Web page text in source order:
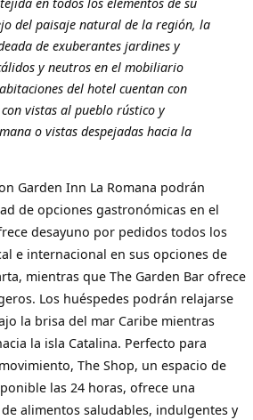
del paisaje natural de la región, la
de exuberantes jardines y
y neutros en el mobiliario
del hotel cuentan con
vistas al pueblo rústico y
o vistas despejadas hacia la
Garden Inn La Romana podrán
de opciones gastronómicas en el
desayuno por pedidos todos los
e internacional en sus opciones de
mientras que The Garden Bar ofrece
Los huéspedes podrán relajarse
la brisa del mar Caribe mientras
la isla Catalina. Perfecto para
The Shop, un espacio de
las 24 horas, ofrece una
alimentos saludables, indulgentes y